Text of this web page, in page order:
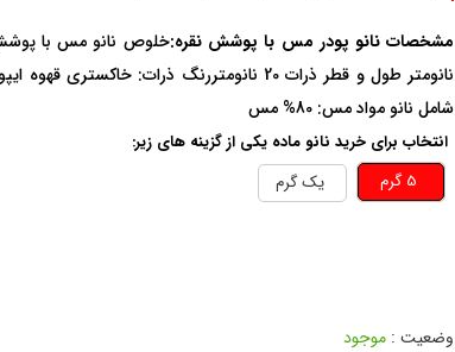
مشخصات نانو پودر مس با پوشش نقره:خلوص نانو مس با پوشش
نانومتر طول و قطر ذرات 20 نانومتر
رنگ ذرات: خاکستری قهوه ای
شامل نانو مواد مس: 80% مس
انتخاب برای خرید نانو ماده یکی از گزینه های زیر:
يک گرم
وضعیت : موجود